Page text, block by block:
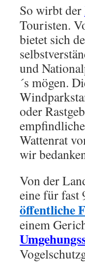
So wirbt der
Touristen.
bietet sich
und
´s mögen.
oder
Wattenrat
wir
Von der
eine für
öffentliche
einem